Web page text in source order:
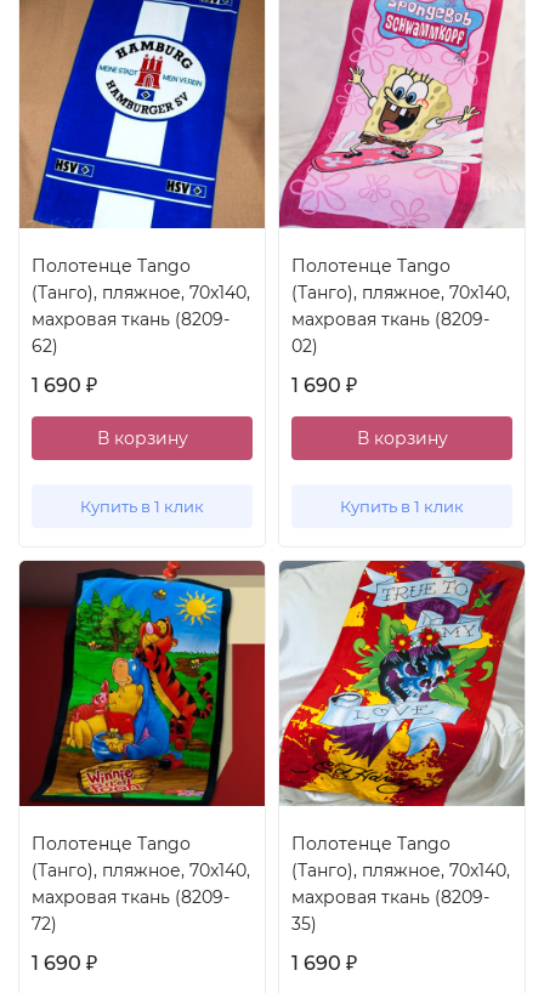
Полотенце Tango
(Танго), пляжное, 70x140,
махровая ткань (8209-
62)
1 690 ₽
В корзину
Купить в 1 клик
Полотенце Tango
(Танго), пляжное, 70x140,
махровая ткань (8209-
02)
1 690 ₽
В корзину
Купить в 1 клик
Полотенце Tango
(Танго), пляжное, 70x140,
махровая ткань (8209-
72)
1 690 ₽
Полотенце Tango
(Танго), пляжное, 70x140,
махровая ткань (8209-
35)
1 690 ₽